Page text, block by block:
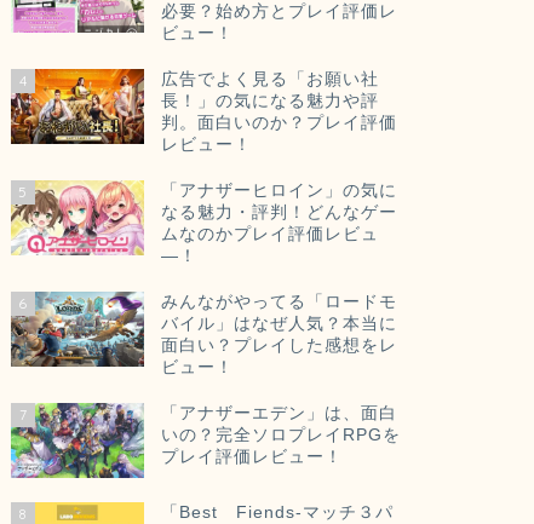
必要？始め方とプレイ評価レ
ビュー！
4
広告でよく見る「お願い社
長！」の気になる魅力や評
判。面白いのか？プレイ評価
レビュー！
5
「アナザーヒロイン」の気に
なる魅力・評判！どんなゲー
ムなのかプレイ評価レビュ
―！
6
みんながやってる「ロードモ
バイル」はなぜ人気？本当に
面白い？プレイした感想をレ
ビュー！
7
「アナザーエデン」は、面白
いの？完全ソロプレイRPGを
プレイ評価レビュー！
8 「Best Fiends‐マッチ３パ